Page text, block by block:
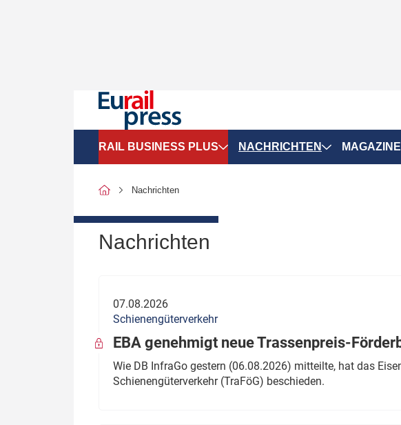
RAIL BUSINESS PLUS
SPNV-Marktdaten
Politik
Verbände: Wer spricht für
wen?
NACHRICHTEN
Infrastruktur & Ausrüstung
ÖPNV
MAGAZINE
Nachrichten
Nachrichten
07.08.2026
Schienengüterverkehr
EBA genehmigt neue Trassenpreis-
Wie DB InfraGo gestern (06.08.2026) mitteilte, hat das
Schienengüterverkehr (TraFöG) beschieden.